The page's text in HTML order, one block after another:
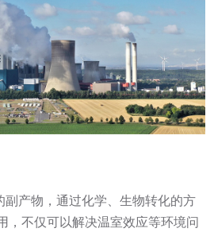
副产物，通过化学、生物转化的方
，不仅可以解决温室效应等环境问